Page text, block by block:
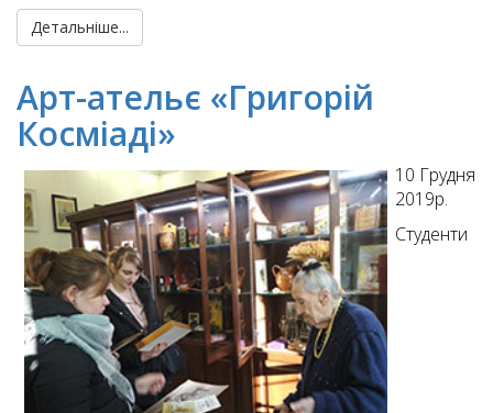
Детальніше...
Арт-ательє «Григорій
Косміаді»
10 Грудня
2019р.
Студенти